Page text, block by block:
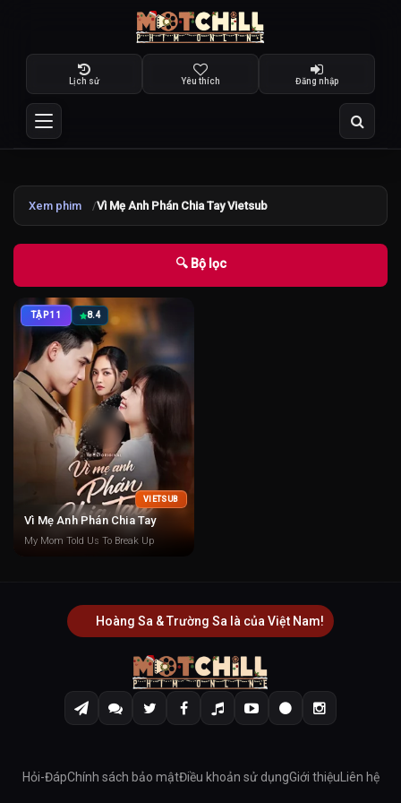
Lịch sử Yêu thích Đăng nhập
Xem phim Vì Mẹ Anh Phán Chia Tay Vietsub
🔍 Bộ lọc
TẬP 11 8.4
VIETSUB
Vì Mẹ Anh Phán Chia Tay
My Mom Told Us To Break Up
Hoàng Sa & Trường Sa là của Việt Nam!
Hỏi-ĐápChính sách bảo mậtĐiều khoản sử dụngGiới thiệu Liên hệ